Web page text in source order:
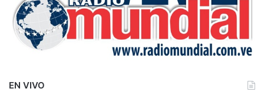
EN VIVO